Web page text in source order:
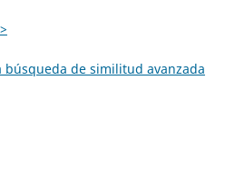
de similitud avanzada